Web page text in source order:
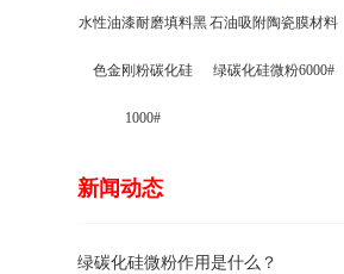
水性油漆耐磨填料黑
色金刚粉碳化硅
1000#
石油吸附陶瓷膜材料
绿碳化硅微粉6000#
新闻动态
绿碳化硅微粉作用是什么？